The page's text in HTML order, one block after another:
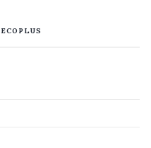
ECOPLUS